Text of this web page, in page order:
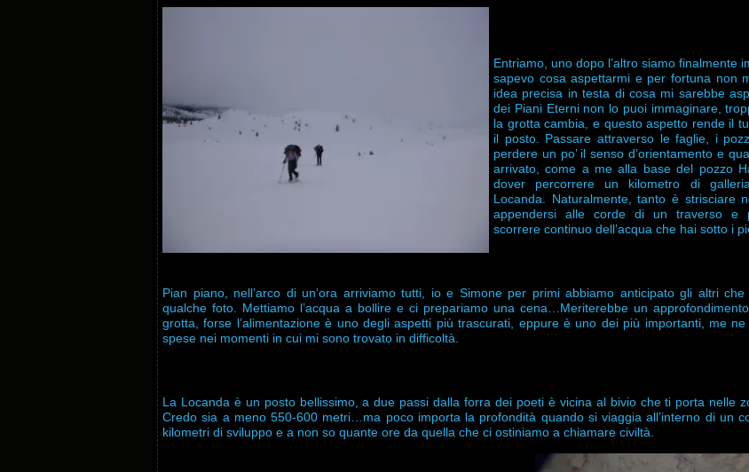
Entriamo, uno dopo l’altro siamo finalmente
sapevo cosa aspettarmi e per fortuna non
idea precisa in testa di cosa mi sarebbe
dei Piani Eterni non lo puoi immaginare,
la grotta cambia, e questo aspetto rende il
il posto. Passare attraverso le faglie, i
perdere un po’ il senso d’orientamento e
arrivato, come a me alla base del pozzo
dover percorrere un kilometro di
Locanda. Naturalmente, tanto è strisciare
appendersi alle corde di un traverso e
scorrere continuo dell’acqua che hai sotto i
Pian piano, nell’arco di un’ora arriviamo tutti, io e Simone per primi abbiamo anticipato gli altri
qualche foto. Mettiamo l’acqua a bollire e ci prepariamo una cena…Meriterebbe un
grotta, forse l’alimentazione è uno degli aspetti più trascurati, eppure è uno dei più importanti, me
spese nei momenti in cui mi sono trovato in difficoltà.
La Locanda è un posto bellissimo, a due passi dalla forra dei poeti è vicina al bivio che ti porta nelle
Credo sia a meno 550-600 metri…ma poco importa la profondità quando si viaggia all’interno di un
kilometri di sviluppo e a non so quante ore da quella che ci ostiniamo a chiamare civiltà.